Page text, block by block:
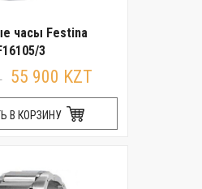
часы Festina
3
55 900 KZT
В КОРЗИНУ